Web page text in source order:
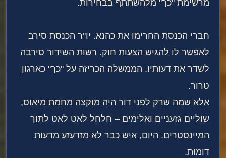
מרשימת "כך" מלהשתתף בבחירות.
חברי הכנסת החרימו את כהנא. יו"ר הכנסת סירב
לאפשר לו להגיש הצעות חוק. רשות השידור סירבה
לשדר את דעותיו. הממשלה הכריזה על "כך" כארגון
טרור.
אלא שמה שרק לפני דור היה מוקצה מחמת מיאוס,
שוליים גזעניים ואלימים – חלחל לאט לאט לתוך
המיינסטרים. היום, איש כבר לא מזדעזע מדעות
דומות.